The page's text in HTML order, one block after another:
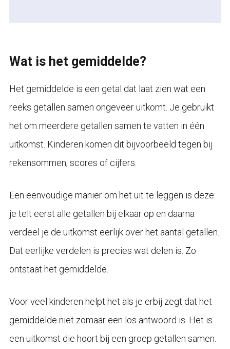
Wat is het gemiddelde?
Het gemiddelde is een getal dat laat zien wat een
reeks getallen samen ongeveer uitkomt. Je gebruikt
het om meerdere getallen samen te vatten in één
uitkomst. Kinderen komen dit bijvoorbeeld tegen bij
rekensommen, scores of cijfers.
Een eenvoudige manier om het uit te leggen is deze:
je telt eerst alle getallen bij elkaar op en daarna
verdeel je de uitkomst eerlijk over het aantal getallen.
Dat eerlijke verdelen is precies wat delen is. Zo
ontstaat het gemiddelde.
Voor veel kinderen helpt het als je erbij zegt dat het
gemiddelde niet zomaar een los antwoord is. Het is
een uitkomst die hoort bij een groep getallen samen.